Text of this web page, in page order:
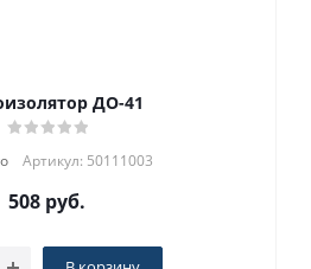
ДО-41
Артикул: 50111003
508руб.